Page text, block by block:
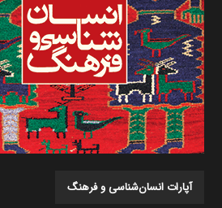
آپارات انسان‌شناسی و فرهنگ